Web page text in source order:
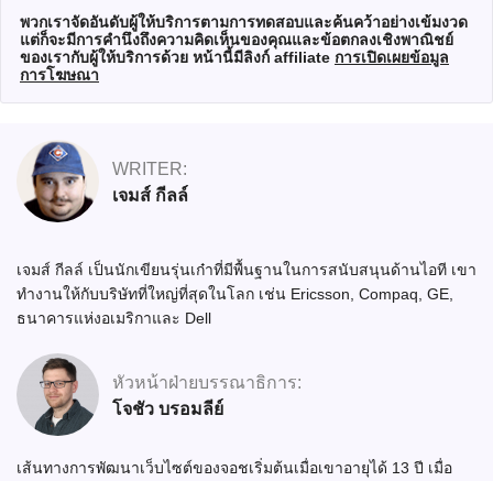
พวกเราจัดอันดับผู้ให้บริการตามการทดสอบและค้นคว้าอย่างเข้มงวด
แต่ก็จะมีการคำนึงถึงความคิดเห็นของคุณและข้อตกลงเชิงพาณิชย์
ของเรากับผู้ให้บริการด้วย หน้านี้มีลิงก์ affiliate การเปิดเผยข้อมูล
การโฆษณา
WRITER:
เจมส์ กีลล์
เจมส์ กีลล์ เป็นนักเขียนรุ่นเก๋าที่มีพื้นฐานในการสนับสนุนด้านไอที เขา
ทำงานให้กับบริษัทที่ใหญ่ที่สุดในโลก เช่น Ericsson, Compaq, GE,
ธนาคารแห่งอเมริกาและ Dell
หัวหน้าฝ่ายบรรณาธิการ:
โจชัว บรอมลีย์
เส้นทางการพัฒนาเว็บไซต์ของจอชเริ่มต้นเมื่อเขาอายุได้ 13 ปี เมื่อ